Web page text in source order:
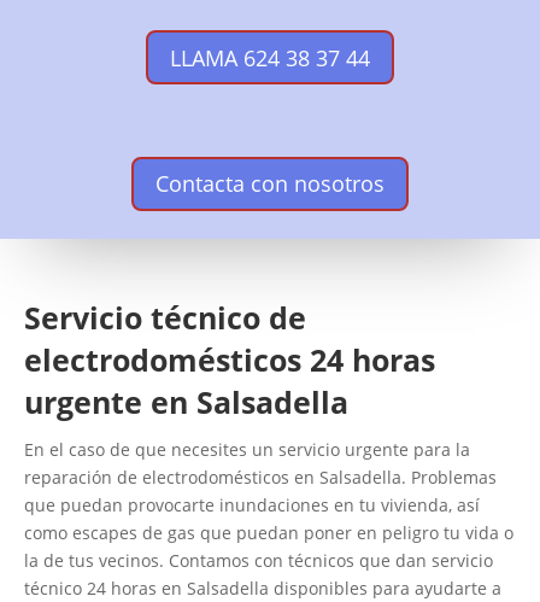
LLAMA 624 38 37 44
Contacta con nosotros
Servicio técnico de
electrodomésticos 24 horas
urgente en Salsadella
En el caso de que necesites un servicio urgente para la
reparación de electrodomésticos en Salsadella. Problemas
que puedan provocarte inundaciones en tu vivienda, así
como escapes de gas que puedan poner en peligro tu vida o
la de tus vecinos. Contamos con técnicos que dan servicio
técnico 24 horas en Salsadella disponibles para ayudarte a